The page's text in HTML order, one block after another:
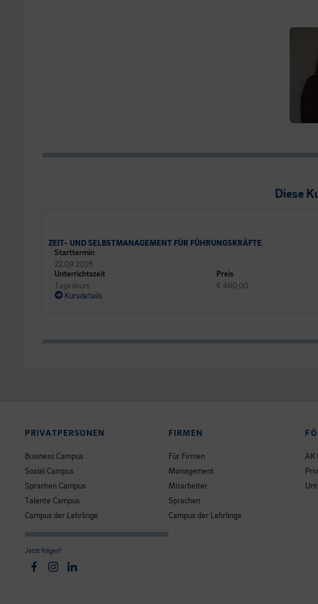
Diese
ZEIT- UND SELBSTMANAGEMENT FÜR FÜHRUNGSKRÄFTE
Starttermin
22.09.2026
Unterrichtszeit
Tageskurs
Preis
€ 480,00
Kursdetails
PRIVATPERSONEN
Business Campus
Sozial Campus
Sprachen Campus
Talente Campus
Campus der Lehrlinge
Jetzt folgen!
Facebook
Instagram
Linkedin
FIRMEN
Für Firmen
Management
Mitarbeiter
Sprachen
Campus der Lehrlinge
AK